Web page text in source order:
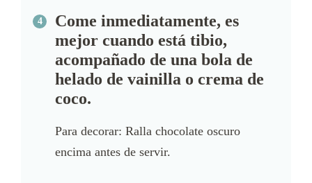
Come inmediatamente, es
mejor cuando está tibio,
acompañado de una bola de
helado de vainilla o crema de
coco.
Para decorar: Ralla chocolate oscuro
encima antes de servir.